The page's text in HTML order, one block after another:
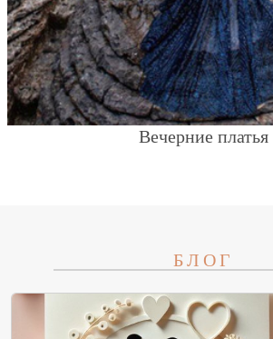
Вечерние платья
БЛОГ